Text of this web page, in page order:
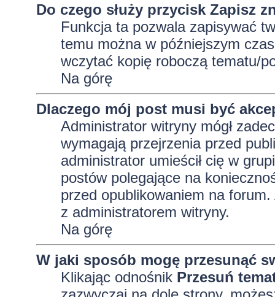
Do czego służy przycisk Zapisz
Funkcja ta pozwala zapisywać
temu można w późniejszym
wczytać kopię roboczą tematu/
Na górę
Dlaczego mój post musi być
Administrator witryny mógł
wymagają przejrzenia przed
administrator umieścił cię w
postów polegające na
przed opublikowaniem na
z administratorem witryny.
Na górę
W jaki sposób mogę przesunąć
Klikając odnośnik Przesuń